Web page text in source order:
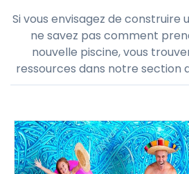
Si vous envisagez de construire
ne savez pas comment
nouvelle piscine, vous
ressources dans notre section